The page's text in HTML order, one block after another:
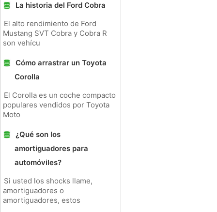
La historia del Ford Cobra
El alto rendimiento de Ford
Mustang SVT Cobra y Cobra R
son vehícu
Cómo arrastrar un Toyota
Corolla
El Corolla es un coche compacto
populares vendidos por Toyota
Moto
¿Qué son los
amortiguadores para
automóviles?
Si usted los shocks llame,
amortiguadores o
amortiguadores, estos